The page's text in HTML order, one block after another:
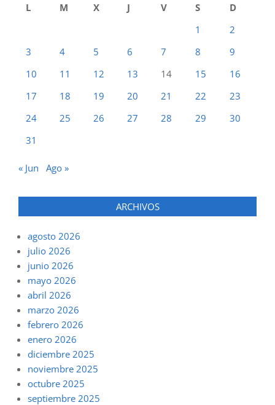
L
M X J V S
D
1
2
3
4 5 6 7 8
9
10
11 12 13 14 15
16
17
18 19 20 21 22
23
24
25 26 27 28 29
30
31
« Jun Ago »
ARCHIVOS
agosto 2026
julio 2026
junio 2026
mayo 2026
abril 2026
marzo 2026
febrero 2026
enero 2026
diciembre 2025
noviembre 2025
octubre 2025
septiembre 2025